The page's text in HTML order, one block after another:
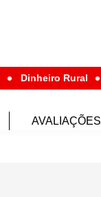
Dinheiro Rural
AVALIAÇÕES